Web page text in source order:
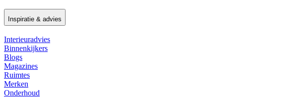
Inspiratie & advies
Interieuradvies
Binnenkijkers
Blogs
Magazines
Ruimtes
Merken
Onderhoud